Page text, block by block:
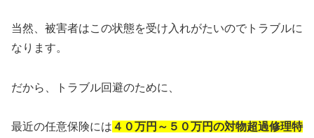
当然、被害者はこの状態を受け入れがたいのでトラブルに
なります。
だから、トラブル回避のために、
最近の任意保険には ４０万円～５０万円の対物超過修理特